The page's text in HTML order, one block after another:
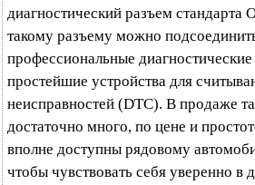
диагностический разъем
такому разъему можно
профессиональные
простейшие устройства для
неисправностей (DTC). В продаже
достаточно много, по цене и
вполне доступны рядовому
чтобы чувствовать себя уверенно в